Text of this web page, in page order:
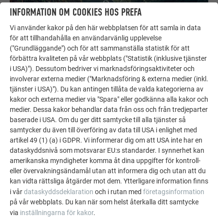
PREFA: Ett starkt budskap om hållbarhet och ansvarsfullt byggande
PREFA-produkterna har tilldelats ZVDH:s ”Green Zert”-
märkning och står för hållbara, resurssnåla och
framtidssäkra byggnader. Märkningen ger arkitekter,
byggherrar och fackföretag en pålitlig vägledning vid valet av
miljövänliga tak- och fasadlösningar.
FORTSÄTT ATT LÄSA
INFORMATION OM COOKIES HOS PREFA
Vi använder kakor på den här webbplatsen för att samla in data
för att tillhandahålla en användarvänlig upplevelse
("Grundläggande") och för att sammanställa statistik för att
förbättra kvaliteten på vår webbplats ("Statistik (inklusive tjänster
i USA)"). Dessutom bedriver vi marknadsföringsaktiviteter och
involverar externa medier ("Marknadsföring & externa medier (inkl.
tjänster i USA)"). Du kan antingen tillåta de valda kategorierna av
kakor och externa medier via "Spara" eller godkänna alla kakor och
medier. Dessa kakor behandlar data från oss och från tredjeparter
baserade i USA. Om du ger ditt samtycke till alla tjänster så
samtycker du även till överföring av data till USA i enlighet med
artikel 49 (1) (a) i GDPR. Vi informerar dig om att USA inte har en
dataskyddsnivå som motsvarar EU:s standarder. I synnerhet kan
amerikanska myndigheter komma åt dina uppgifter för kontroll-
eller övervakningsändamål utan att informera dig och utan att du
kan vidta rättsliga åtgärder mot dem. Ytterligare information finns
i vårdataskyddsdeklaration och i rutan med företagsinformation
på vår webbplats. Du kan när som helst återkalla ditt samtycke
via inställningarna för kakor.